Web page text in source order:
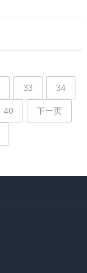
33 34
40 下一页